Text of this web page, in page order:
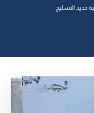
حديد التسليح